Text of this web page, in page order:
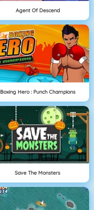
Agent Of Descend
Boxing Hero : Punch Champions
Save The Monsters